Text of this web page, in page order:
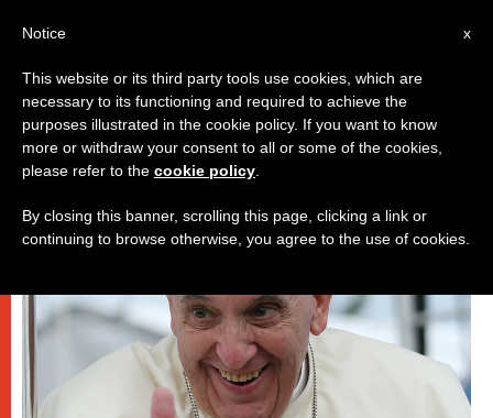
باباوات
x
Notice
This website or its third party tools use cookies, which are
necessary to its functioning and required to achieve the
purposes illustrated in the cookie policy. If you want to know
more or withdraw your consent to all or some of the cookies,
please refer to the cookie policy
By closing this banner, scrolling this page, clicking a link or
continuing to browse otherwise, you agree to the use of cookies.